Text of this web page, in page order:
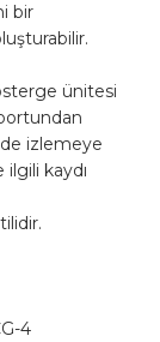
bir
ünitesi
izlemeye
kaydı
4